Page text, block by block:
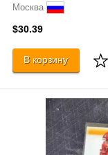
Москва
$30.39
В корзину